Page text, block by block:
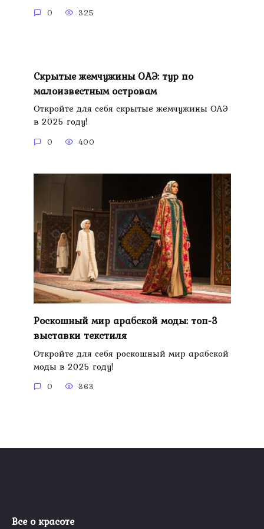
0 325
Скрытые жемчужины ОАЭ: тур по
малоизвестным островам
Откройте для себя скрытые жемчужины ОАЭ
в 2025 году!
0 400
Роскошный мир арабской моды: топ-3
выставки текстиля
Откройте для себя роскошный мир арабской
моды в 2025 году!
0 363
Все о красоте